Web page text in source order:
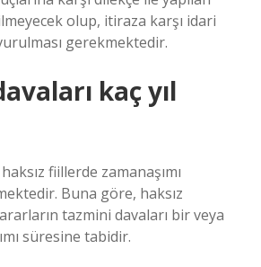
olup, itiraza karşı idari
gerekmektedir.
kaç yıl
fiillerde zamanaşımı
Buna göre, haksız
tazmini davaları bir veya
süresine tabidir.